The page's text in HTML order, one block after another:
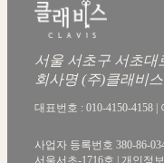
서울 서초구 서초대
회사명 (주)클래비
대표번호 : 010-4150-4158 |
사업자 등록번호 380-86-
서울서초-1716호 | 개인정